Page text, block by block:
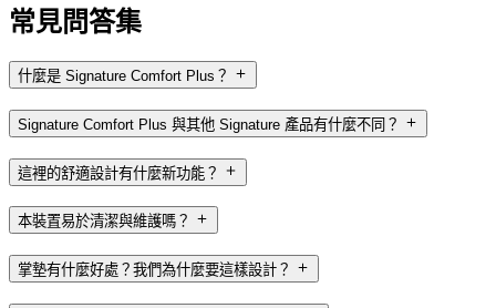
常見問答集
什麼是 Signature Comfort Plus？
Signature Comfort Plus 與其他 Signature 產品有什麼不同？
這裡的舒適設計有什麼新功能？
本裝置易於清潔與維護嗎？
掌墊有什麼好處？我們為什麼要這樣設計？